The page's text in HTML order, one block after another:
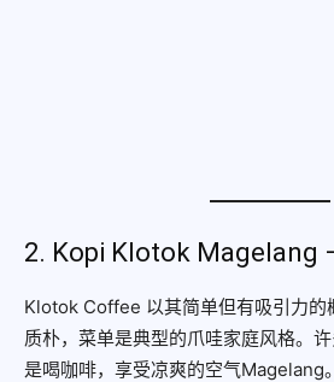
2. Kopi Klotok Magelang
Klotok Coffee 以其简单但有吸引力的
质朴，菜单是典型的爪哇家庭风格。
是喝咖啡，享受凉爽的空气Magelang。